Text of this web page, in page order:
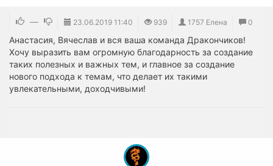
— 23.06.2019 11:40 939 1757 Елена 0
Анастасия, Вячеслав и вся ваша команда Дракончиков!
Хочу выразить вам огромную благодарность за создание
таких полезных и важных тем, и главное за создание
нового подхода к темам, что делает их такими
увлекательными, доходчивыми!